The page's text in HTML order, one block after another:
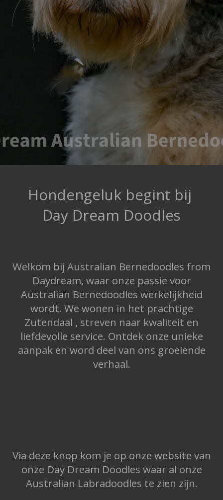
Hondengeluk begint bij
Day Dream Doodles
Welkom bij Australian Bernedoodles from
Daydream, waar onze passie voor
Australian Bernedoodles werkelijkheid
wordt. We wonen in het prachtige
Zutendaal , streven naar kwaliteit en
liefdevolle service. Ontdek onze unieke
aanpak en word deel van ons groeiende
verhaal.
Via deze knop kom je op onze website van
onze Day Dream Doodles waar al onze
Australian Labradoodles te zien zijn.